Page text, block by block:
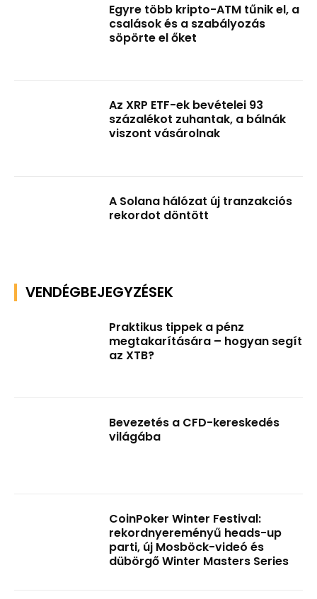
Egyre több kripto-ATM tűnik el, a
csalások és a szabályozás
söpörte el őket
Az XRP ETF-ek bevételei 93
százalékot zuhantak, a bálnák
viszont vásárolnak
A Solana hálózat új tranzakciós
rekordot döntött
VENDÉGBEJEGYZÉSEK
Praktikus tippek a pénz
megtakarítására – hogyan segít
az XTB?
Bevezetés a CFD-kereskedés
világába
CoinPoker Winter Festival:
rekordnyereményű heads-up
parti, új Mosböck-videó és
dübörgő Winter Masters Series